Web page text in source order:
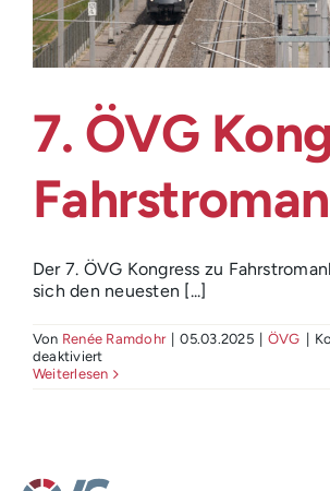
7. ÖVG
Der 7. ÖVG Kongress zu
sich den neuesten [...]
Von Renée Ramdohr 05.03.2025 ÖVG
deaktiviertfür
7.
Weiterlesen